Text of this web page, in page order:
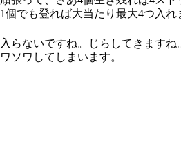
1個でも登れば大当たり最大4つ入れ
入らないですね。じらしてきます
ワソワしてしまいます。